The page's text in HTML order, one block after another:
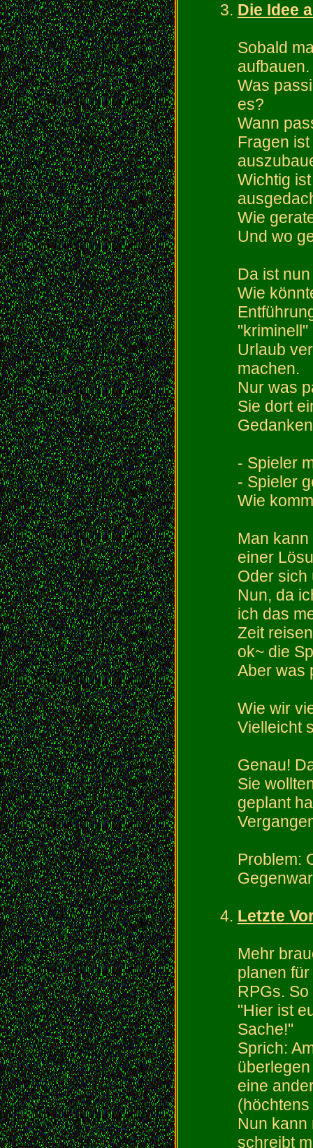
Die Idee
Sobald
aufbauen.
Was
es?
Wann
Fragen
Wichtig
Wie
Und wo
Da ist
Wie
Urlaub
machen.
Nur was
Sie dort
- Spieler
- Spieler
Wie
Man
einer
Oder sich
Nun, da
ich das
Zeit
ok~ die
Aber was
Wie wir
Vielleicht
Genau!
Sie
geplant
Problem:
Letzte
Mehr
planen
RPGs.
"Hier ist
Sache!"
Sprich:
eine
Nun kann
schreibt